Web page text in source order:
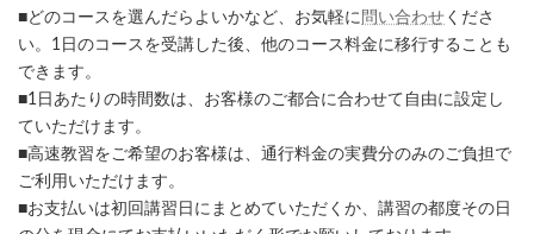
■どのコースを選んだらよいかなど、お気軽に 問い合わせ くださ
い。1日のコースを受講した後、他のコース料金に移行することも
できます。
■1日あたりの時間数は、お客様のご都合に合わせて自由に設定し
ていただけます。
■高速教習をご希望のお客様は、通行料金の実費分のみのご負担で
ご利用いただけます。
■お支払いは初回講習日にまとめていただくか、講習の都度その日